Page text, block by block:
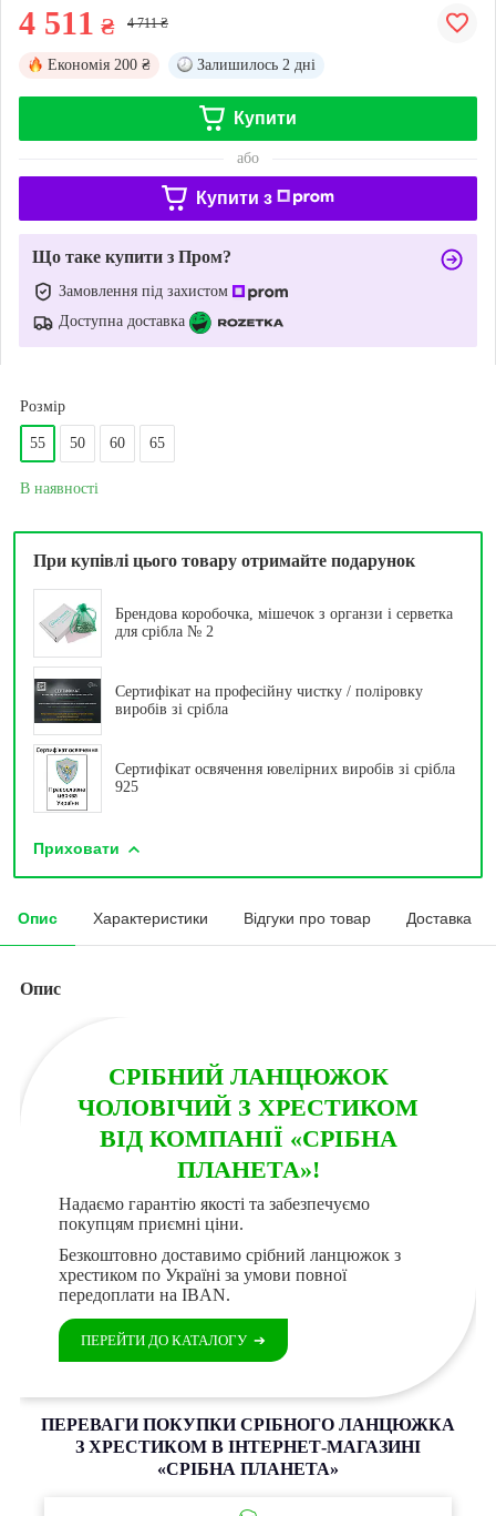
4 511 ₴ 4 711 ₴
Економія 200 ₴ Залишилось 2 дні
Купити
або
Купити з
Що таке купити з Пром?
Замовлення під захистом
Доступна доставка
Розмір
55 50 60 65
В наявності
При купівлі цього товару отримайте подарунок
Брендова коробочка, мішечок з органзи і серветка
для срібла № 2
Сертифікат на професійну чистку / поліровку
виробів зі срібла
Сертифікат освячення ювелірних виробів зі срібла
925
Приховати
Опис Характеристики Відгуки про товар Доставка
Опис
СРІБНИЙ ЛАНЦЮЖОК
ЧОЛОВІЧИЙ З ХРЕСТИКОМ
ВІД КОМПАНІЇ «СРІБНА
ПЛАНЕТА»!
Надаємо гарантію якості та забезпечуємо
покупцям приємні ціни.
Безкоштовно доставимо срібний ланцюжок з
хрестиком по Україні за умови повної
передоплати на IBAN.
ПЕРЕЙТИ ДО КАТАЛОГУ ➔
ПЕРЕВАГИ ПОКУПКИ СРІБНОГО ЛАНЦЮЖКА
З ХРЕСТИКОМ В ІНТЕРНЕТ-МАГАЗИНІ
«СРІБНА ПЛАНЕТА»